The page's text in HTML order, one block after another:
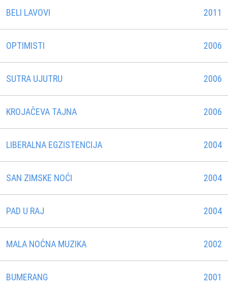
BELI LAVOVI 2011
OPTIMISTI 2006
SUTRA UJUTRU 2006
KROJAČEVA TAJNA 2006
LIBERALNA EGZISTENCIJA 2004
SAN ZIMSKE NOĆI 2004
PAD U RAJ 2004
MALA NOĆNA MUZIKA 2002
BUMERANG 2001